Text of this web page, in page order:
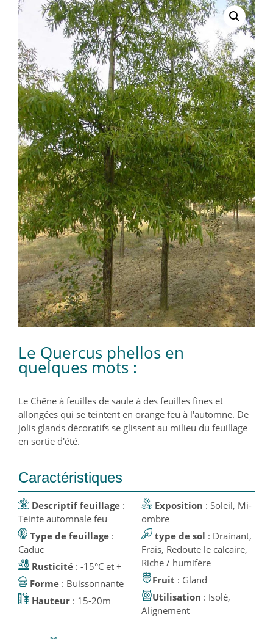
Le Quercus phellos en
quelques mots :
Le Chêne à feuilles de saule à des feuilles fines et
allongées qui se teintent en orange feu à l'automne. De
jolis glands décoratifs se glissent au milieu du feuillage
en sortie d'été.
Caractéristiques
Descriptif feuillage :
Teinte automnale feu
Type de feuillage :
Caduc
Rusticité : -15°C et +
Forme
: Buissonnante
Hauteur : 15-20m
Exposition : Soleil, Mi-
ombre
type de sol : Drainant,
Frais, Redoute le calcaire,
Riche / humifère
Fruit
: Gland
Utilisation : Isolé,
Alignement